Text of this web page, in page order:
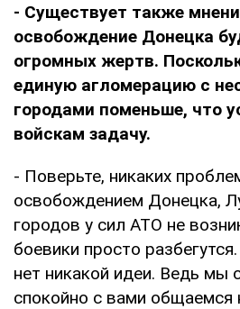
- Существует также
освобождение Донецка
огромных жертв.
единую агломерацию с
городами поменьше, что
войскам задачу.
- Поверьте, никаких
освобождением Донецка,
городов у сил АТО не
боевики просто
нет никакой идеи. Ведь мы
спокойно с вами общаемся